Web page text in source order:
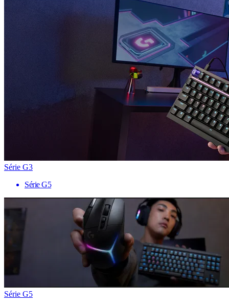
Série G3
Série G5
Série G5